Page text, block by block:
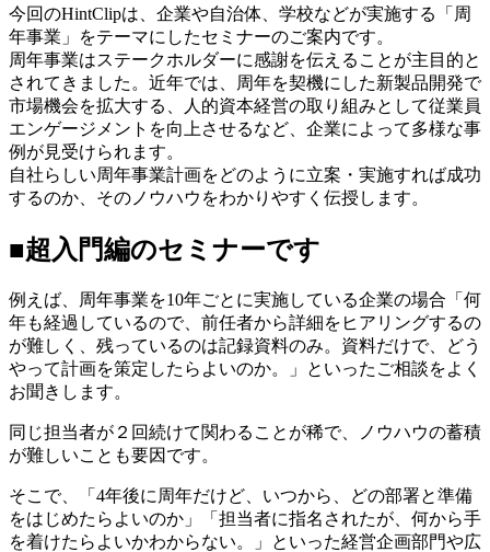
今回のHintClipは、企業や自治体、学校などが実施する「周
年事業」をテーマにしたセミナーのご案内です。
周年事業はステークホルダーに感謝を伝えることが主目的と
されてきました。近年では、周年を契機にした新製品開発で
市場機会を拡大する、人的資本経営の取り組みとして従業員
エンゲージメントを向上させるなど、企業によって多様な事
例が見受けられます。
自社らしい周年事業計画をどのように立案・実施すれば成功
するのか、そのノウハウをわかりやすく伝授します。
■超入門編のセミナーです
例えば、周年事業を10年ごとに実施している企業の場合「何
年も経過しているので、前任者から詳細をヒアリングするの
が難しく、残っているのは記録資料のみ。資料だけで、どう
やって計画を策定したらよいのか。」といったご相談をよく
お聞きします。
同じ担当者が２回続けて関わることが稀で、ノウハウの蓄積
が難しいことも要因です。
そこで、「4年後に周年だけど、いつから、どの部署と準備
をはじめたらよいのか」「担当者に指名されたが、何から手
を着けたらよいかわからない。」といった経営企画部門や広